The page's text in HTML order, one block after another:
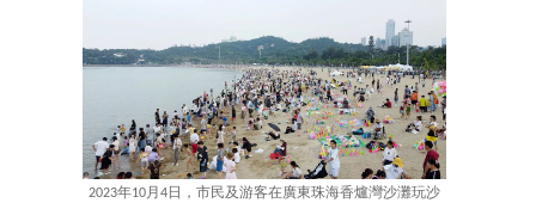
2023年10月4日，市民及游客在廣東珠海香爐灣沙灘玩沙